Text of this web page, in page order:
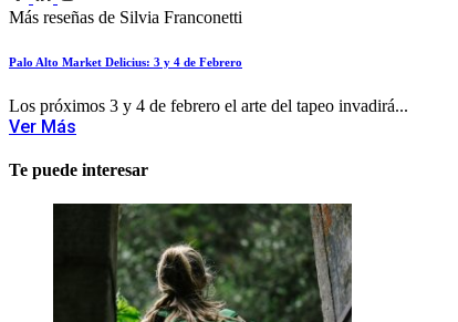
Más reseñas de Silvia Franconetti
Palo Alto Market Delicius: 3 y 4 de Febrero
Los próximos 3 y 4 de febrero el arte del tapeo invadirá...
Ver Más
Te puede interesar